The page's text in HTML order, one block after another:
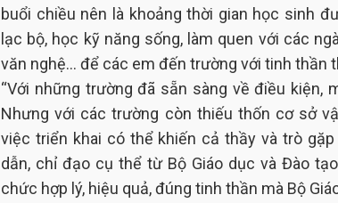
buổi chiều nên là khoảng thời gian học sinh
lạc bộ, học kỹ năng sống, làm quen với các
văn nghệ... để các em đến trường với tinh thần
“Với những trường đã sẵn sàng về điều kiện,
Nhưng với các trường còn thiếu thốn cơ sở
việc triển khai có thể khiến cả thầy và trò
dẫn, chỉ đạo cụ thể từ Bộ Giáo dục và Đào
chức hợp lý, hiệu quả, đúng tinh thần mà Bộ